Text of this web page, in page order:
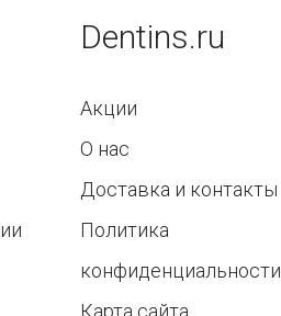
Dentins.ru
Акции
О нас
Доставка и контакты
Политика
конфиденциальности
Карта сайта